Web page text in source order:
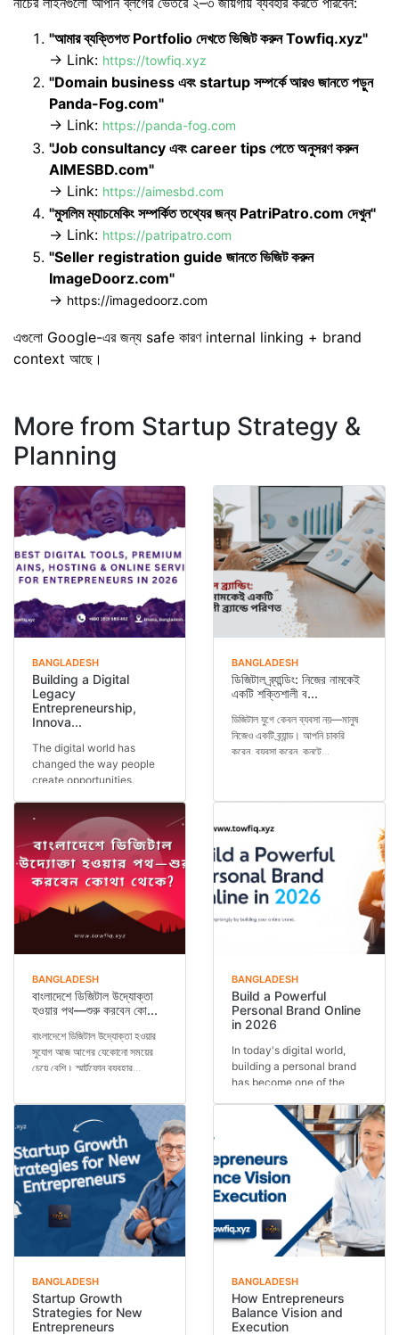
"আমার ব্যক্তিগত Portfolio দেখতে ভিজিট করুন Towfiq.xyz"
→ Link: https://towfiq.xyz
"Domain business এবং startup সম্পর্কে আরও জানতে পড়ুন
Panda-Fog.com"
→ Link: https://panda-fog.com
"Job consultancy এবং career tips পেতে অনুসরণ করুন
AIMESBD.com"
→ Link: https://aimesbd.com
"মুসলিম ম্যাচমেকিং সম্পর্কিত তথ্যের জন্য PatriPatro.com দেখুন"
→ Link: https://patripatro.com
"Seller registration guide জানতে ভিজিট করুন
ImageDoorz.com"
→ https://imagedoorz.com
এগুলো Google-এর জন্য safe কারণ internal linking + brand
context আছে।
More from Startup Strategy &
Planning
BANGLADESH
Building a Digital
Legacy
Entrepreneurship,
Innova...
The digital world has
changed the way people
create opportunities.
BANGLADESH
ডিজিটাল ব্র্যান্ডিং: নিজের নামকেই
একটি শক্তিশালী ব...
ডিজিটাল যুগে কেবল ব্যবসা নয়—মানুষ
নিজেও একটি ব্র্যান্ড। আপনি চাকরি
করেন, ব্যবসা করেন, কনটে...
BANGLADESH
বাংলাদেশে ডিজিটাল উদ্যোক্তা
হওয়ার পথ—শুরু করবেন কো...
বাংলাদেশে ডিজিটাল উদ্যোক্তা হওয়ার
সুযোগ আজ আগের যেকোনো সময়ের
চেয়ে বেশি। স্মার্টফোন ব্যবহার...
BANGLADESH
Build a Powerful
Personal Brand Online
in 2026
In today's digital world,
building a personal brand
has become one of the
BANGLADESH
Startup Growth
Strategies for New
Entrepreneurs
BANGLADESH
How Entrepreneurs
Balance Vision and
Execution